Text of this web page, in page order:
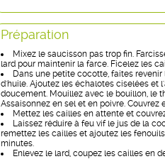
Préparation
Mixez le saucisson pas trop fin.
lard pour maintenir la farce. Ficelez les
Dans une petite cocotte, faites
d'huile. Ajoutez les échalotes ciselées et
doucement. Mouillez avec le bouillon, le
Assaisonnez en sel et en poivre.
Mettez les cailles en attente et
Laissez réduire à feu vif le jus de la
remettez les cailles et ajoutez les
minutes.
Enlevez le lard, coupez les cailles en